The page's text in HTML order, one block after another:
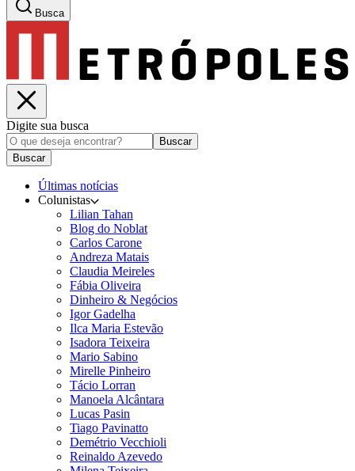
Busca
Digite sua busca
Buscar
Buscar
Últimas notícias
Colunistas
Lilian Tahan
Blog do Noblat
Carlos Carone
Andreza Matais
Claudia Meireles
Fábia Oliveira
Dinheiro & Negócios
Igor Gadelha
Ilca Maria Estevão
Isadora Teixeira
Mario Sabino
Mirelle Pinheiro
Tácio Lorran
Manoela Alcântara
Lucas Pasin
Tiago Pavinatto
Demétrio Vecchioli
Reinaldo Azevedo